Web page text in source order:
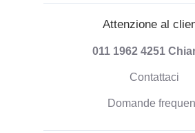
Attenzione al
011 1962 4251
Contattaci
Domande